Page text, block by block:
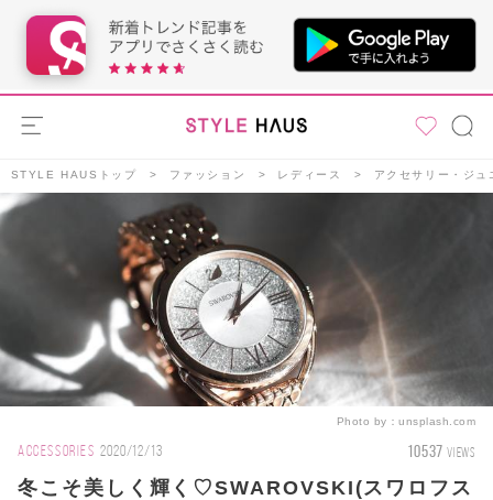
STYLE HAUSトップ ファッション レディース アクセサリー・ジュ
Photo by： unsplash.com
ACCESSORIES 2020/12/13 10537 VIEWS
冬こそ美しく輝く♡SWAROVSKI(スワロフス